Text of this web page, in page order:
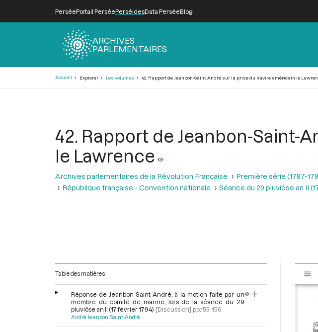
PerséePortail PerséePerséidesData PerséeBlog
ARCHIVES
PARLEMENTAIRES
Accueil Explorer Les volumes 42. Rapport de Jeanbon-Saint-André sur la prise du navire américain le
42. Rapport de Jeanbon-Saint-
le Lawrence
Archives parlementaires de la Révolution Française Première série (1787-
République française - Convention nationale
Séance du 29 pluviôse an II
Table des matières
Réponse de Jeanbon Saint-André, à la motion faite par un
membre du comité de marine, lors de la séance du 29
pluviôse an II (17 février 1794) [Discussion] pp.155-156
André Jeanbon Saint-André
s